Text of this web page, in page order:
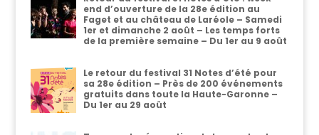
end d’ouverture de la 28e édition au
Faget et au château de Laréole – Samedi
1er et dimanche 2 août – Les temps forts
de la première semaine – Du 1er au 9 août
Le retour du festival 31 Notes d’été pour
sa 28e édition – Près de 200 événements
gratuits dans toute la Haute-Garonne –
Du 1er au 29 août